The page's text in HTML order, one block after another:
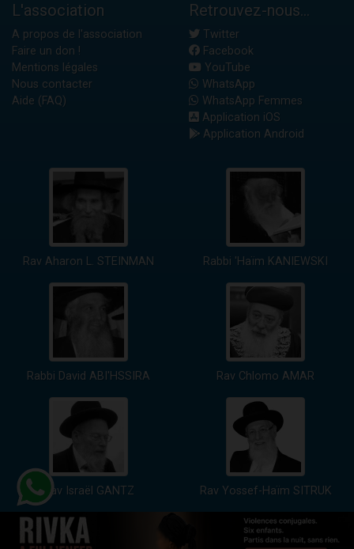
L'association
A propos de l'association
Faire un don !
Mentions légales
Nous contacter
Aide (FAQ)
Retrouvez-nous...
Twitter
Facebook
YouTube
WhatsApp
WhatsApp Femmes
Application iOS
Application Android
Rav Aharon L. STEINMAN Rabbi 'Haïm KANIEWSKI
Rabbi David ABI'HSSIRA Rav Chlomo AMAR
Rav Israël GANTZ Rav Yossef-Haïm SITRUK